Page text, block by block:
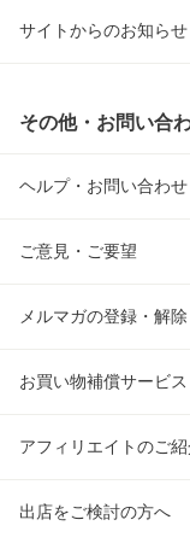
サイトからのお知らせ
その他・お問い合
ヘルプ・お問い合わせ
ご意見・ご要望
メルマガの登録・解除
お買い物補償サービス
アフィリエイトのご紹
出店をご検討の方へ